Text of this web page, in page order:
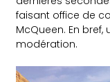
faisant office de
McQueen. En
modération.